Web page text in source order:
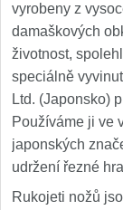
vyrobeny z
damaškových
životnost,
speciálně
Ltd. (Japonsko)
Používáme ji ve
japonských
udržení řezné
Rukojeti nožů